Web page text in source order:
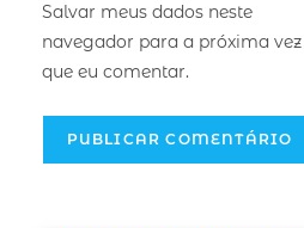
Salvar meus dados neste
navegador para a próxima vez
que eu comentar.